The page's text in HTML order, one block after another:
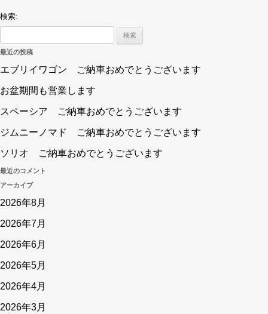
検索:
最近の投稿
エブリイワゴン ご納車おめでとうございます
お盆期間も営業します
スペーシア ご納車おめでとうございます
ジムニーノマド ご納車おめでとうございます
ソリオ ご納車おめでとうございます
最近のコメント
アーカイブ
2026年8月
2026年7月
2026年6月
2026年5月
2026年4月
2026年3月